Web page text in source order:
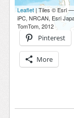
Pinterest
More